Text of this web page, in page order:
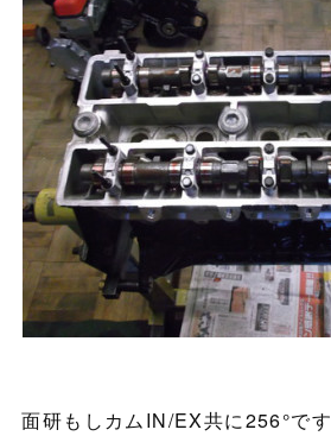
面研もしカムIN/EX共に256°です